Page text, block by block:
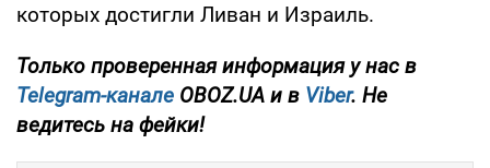
которых достигли Ливан и Израиль.
Только проверенная информация у нас в
Telegram-канале OBOZ.UA и в Viber. Не
ведитесь на фейки!